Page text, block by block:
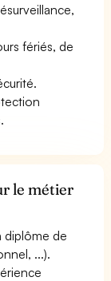
fériés, de
le métier
diplôme de
...).